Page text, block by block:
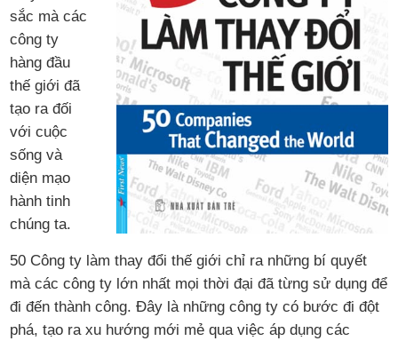
sắc mà các
công ty
hàng đầu
thế giới đã
tạo ra đối
với cuộc
sống và
diện mạo
hành tinh
chúng ta.
50 Công ty làm thay đổi thế giới chỉ ra những bí quyết
mà các công ty lớn nhất mọi thời đại đã từng sử dụng để
đi đến thành công. Đây là những công ty có bước đi đột
phá, tạo ra xu hướng mới mẻ qua việc áp dụng các